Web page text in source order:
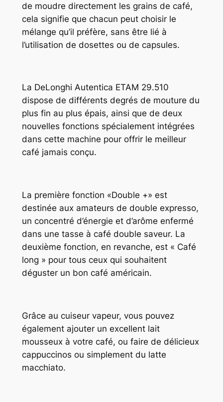
de moudre directement les grains de café,
cela signifie que chacun peut choisir le
mélange qu’il préfère, sans être lié à
l’utilisation de dosettes ou de capsules.
La DeLonghi Autentica ETAM 29.510
dispose de différents degrés de mouture du
plus fin au plus épais, ainsi que de deux
nouvelles fonctions spécialement intégrées
dans cette machine pour offrir le meilleur
café jamais conçu.
La première fonction «Double +» est
destinée aux amateurs de double expresso,
un concentré d’énergie et d’arôme enfermé
dans une tasse à café double saveur. La
deuxième fonction, en revanche, est « Café
long » pour tous ceux qui souhaitent
déguster un bon café américain.
Grâce au cuiseur vapeur, vous pouvez
également ajouter un excellent lait
mousseux à votre café, ou faire de délicieux
cappuccinos ou simplement du latte
macchiato.